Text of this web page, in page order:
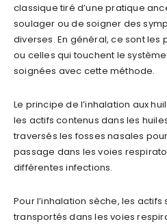
classique tiré d’une pratique
soulager ou de soigner des
diverses. En général, ce sont
ou celles qui touchent le
soignées avec cette méthode.
Le principe de l’inhalation aux
les actifs contenus dans les
traversés les fosses nasales
passage dans les voies
différentes infections.
Pour l’inhalation sèche, les
transportés dans les voies